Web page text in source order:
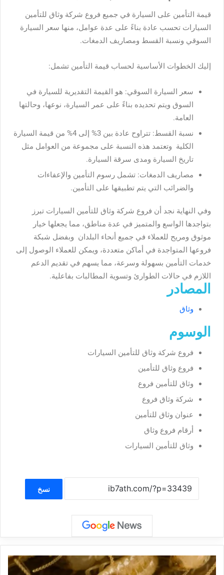
قيمة التأمين على السيارة في جميع فروع شركة وثاق للتأمين
السيارات تحسب عادة بناءً على عدة عوامل، منها سعر السيارة
السوقي ونسبة القسط ومصاريف الدمغات.
إليك الخطوات الأساسية لحساب قيمة التأمين تشمل:
سعر السيارة السوقي: هو القيمة التقديرية للسيارة في
السوق ويتم تحديده بناءً على عمر السيارة، نوعها، وحالتها
العامة.
نسبة القسط: تتراوح عادة بين 3% إلى 4% من قيمة السيارة
الكلية وتعتمد هذه النسبة على مجموعة من العوامل مثل
تاريخ السيارة ومدى سرقة السيارة.
مصاريف الدمغات: تشمل رسوم التأمين والإعفاءات
والضرائب التي يتم تطبيقها على التأمين.
وفي النهاية نجد أن فروع شركة وثاق للتأمين السيارات تبرز
بتواجدها الواسع والمتميز في عدة مناطق، مما يجعلها خيار
موثوق ومريح للعملاء في جميع أنحاء البلدان وبفضل شبكة
فروعها المتواجدة في أماكن متعددة، ويمكن للعملاء الوصول إلى
خدمات التأمين بسهولة وسرعة، مما يسهم في تقديم الدعم
اللازم في حالات الطوارئ وتسوية المطالبات بفاعلية.
المصادر
وثاق
الوسوم
فروع شركة وثاق للتأمين السيارات
فروع وثاق للتأمين
وثاق للتأمين فروع
شركة وثاق فروع
عنوان وثاق للتأمين
أرقام فروع وثاق
وثاق للتأمين السيارات
نسخ